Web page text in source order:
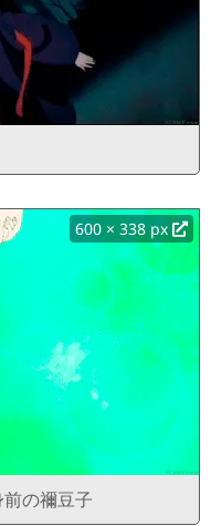
600 × 338 px
の禰豆子